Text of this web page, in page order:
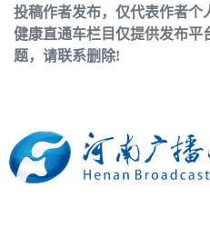
投稿作者发布，仅代表作者个
健康直通车栏目仅提供发布平
题，请联系删除!